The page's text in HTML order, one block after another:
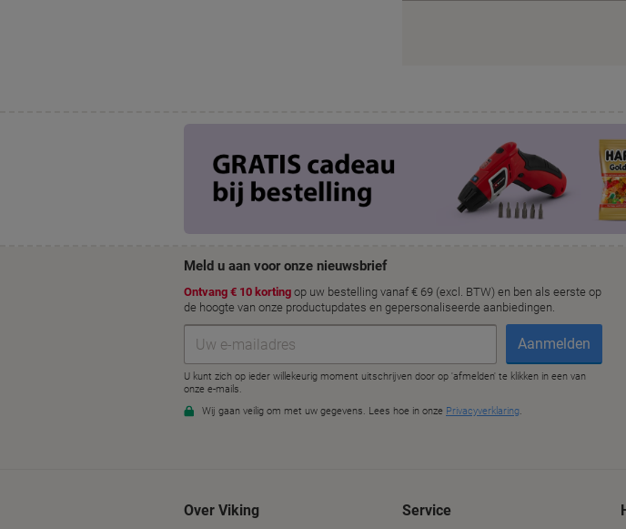
Over Viking Service